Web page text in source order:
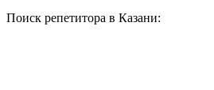
Поиск репетитора в Казани: